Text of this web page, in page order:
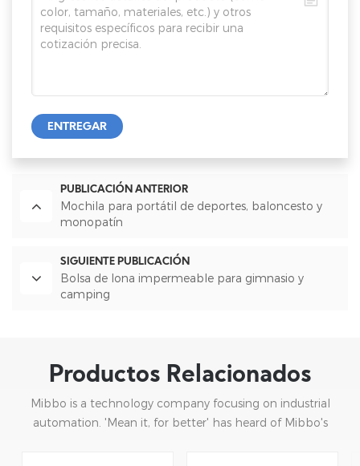
ENTREGAR
PUBLICACIÓN ANTERIOR
Mochila para portátil de deportes, baloncesto y
monopatín
SIGUIENTE PUBLICACIÓN
Bolsa de lona impermeable para gimnasio y
camping
Productos Relacionados
Mibbo is a technology company focusing on industrial
automation. 'Mean it, for better' has heard of Mibbo's